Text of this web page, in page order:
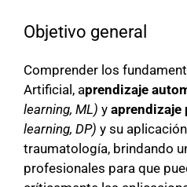
Objetivo general
Comprender los
Artificial, aprendizaje
learning, ML) y aprendizaje
learning, DP) y su
traumatología, brindando
profesionales para que